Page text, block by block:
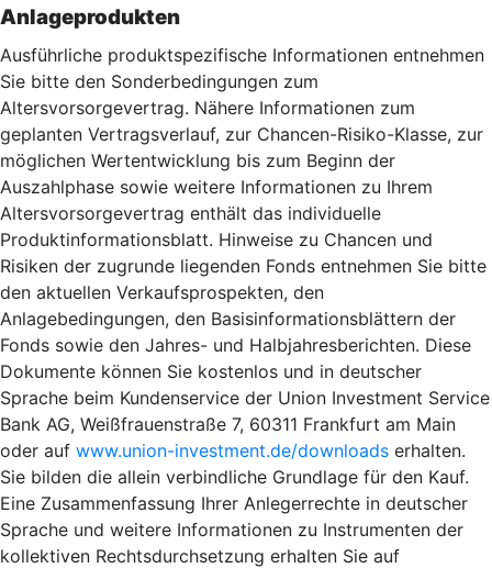
Anlageprodukten
Ausführliche produktspezifische Informationen entnehmen
Sie bitte den Sonderbedingungen zum
Altersvorsorgevertrag. Nähere Informationen zum
geplanten Vertragsverlauf, zur Chancen-Risiko-Klasse, zur
möglichen Wertentwicklung bis zum Beginn der
Auszahlphase sowie weitere Informationen zu Ihrem
Altersvorsorgevertrag enthält das individuelle
Produktinformationsblatt. Hinweise zu Chancen und
Risiken der zugrunde liegenden Fonds entnehmen Sie bitte
den aktuellen Verkaufsprospekten, den
Anlagebedingungen, den Basisinformationsblättern der
Fonds sowie den Jahres- und Halbjahresberichten. Diese
Dokumente können Sie kostenlos und in deutscher
Sprache beim Kundenservice der Union Investment Service
Bank AG, Weißfrauenstraße 7, 60311 Frankfurt am Main
oder auf www.union-investment.de/downloads erhalten.
Sie bilden die allein verbindliche Grundlage für den Kauf.
Eine Zusammenfassung Ihrer Anlegerrechte in deutscher
Sprache und weitere Informationen zu Instrumenten der
kollektiven Rechtsdurchsetzung erhalten Sie auf